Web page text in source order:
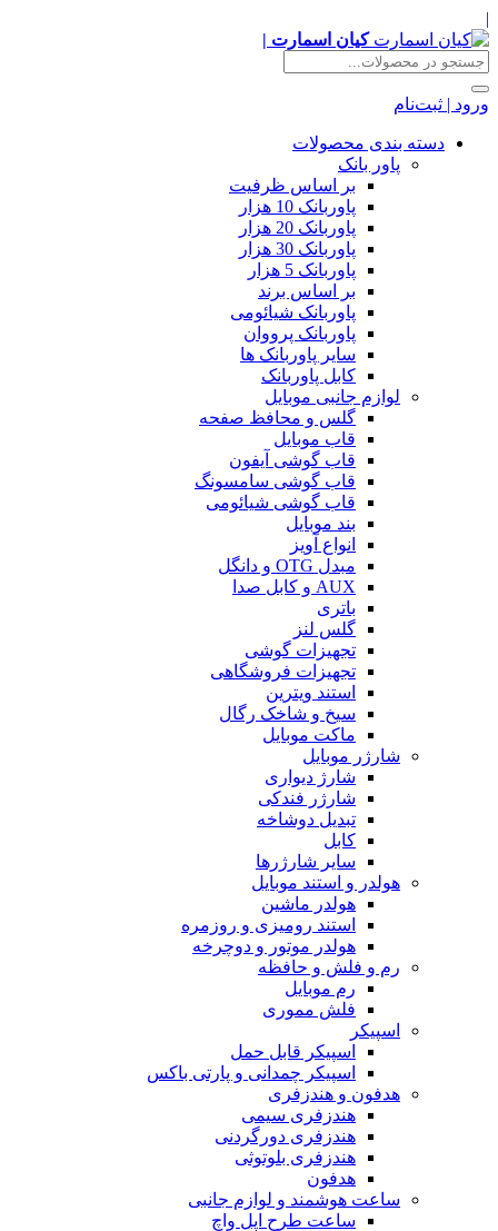
|
کیان اسمارت |
ورود | ثبت‌نام
دسته بندی محصولات
پاور بانک
بر اساس ظرفیت
پاوربانک 10 هزار
پاوربانک 20 هزار
پاوربانک 30 هزار
پاوربانک 5 هزار
بر اساس برند
پاوربانک شیائومی
پاوربانک پرووان
سایر پاوربانک ها
کابل پاوربانک
لوازم جانبی موبایل
گلس و محافظ صفحه
قاب موبایل
قاب گوشی آیفون
قاب گوشی سامسونگ
قاب گوشی شیائومی
بند موبایل
انواع آویز
مبدل OTG و دانگل
AUX و کابل صدا
باتری
گلس لنز
تجهیزات گوشی
تجهیزات فروشگاهی
استند ویترین
سیخ و شاخک رگال
ماکت موبایل
شارژر موبایل
شارژ دیواری
شارژر فندکی
تبدیل دوشاخه
کابل
سایر شارژرها
هولدر و استند موبایل
هولدر ماشین
استند رومیزی و روزمره
هولدر موتور و دوچرخه
رم و فلش و حافظه
رم موبایل
فلش مموری
اسپیکر
اسپیکر قابل حمل
اسپیکر چمدانی و پارتی باکس
هدفون و هندزفری
هندزفری سیمی
هندزفری دورگردنی
هندزفری بلوتوثی
هدفون
ساعت هوشمند و لوازم جانبی
ساعت طرح اپل واچ